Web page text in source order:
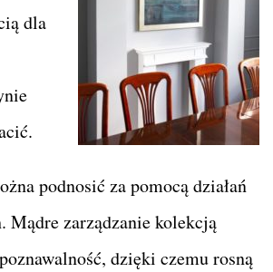
dla
podnosić za pomocą działań
Mądre zarządzanie kolekcją
dzięki czemu rosną